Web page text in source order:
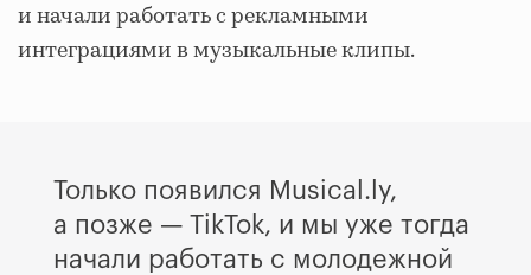
и начали работать с рекламными
интеграциями в музыкальные клипы.
Только появился Musical.ly,
а позже — TikTok, и мы уже тогда
начали работать с молодежной